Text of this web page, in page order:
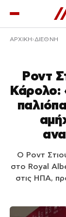
ΑΡΧΙΚΉ ΔΙΕΘΝΗ
Ροντ
Κάρολο:
Ο Ροντ
στο Royal
στις ΗΠΑ,